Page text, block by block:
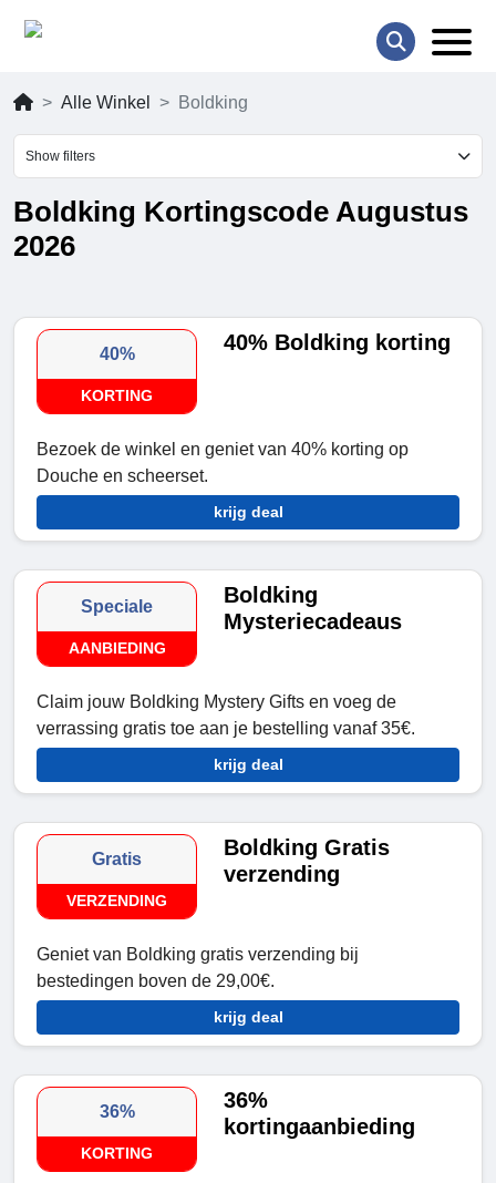
Alle Winkel Boldking
Show filters
Boldking Kortingscode Augustus
2026
40%
KORTING
40% Boldking korting
Bezoek de winkel en geniet van 40% korting op
Douche en scheerset.
krijg deal
Speciale
AANBIEDING
Boldking
Mysteriecadeaus
Claim jouw Boldking Mystery Gifts en voeg de
verrassing gratis toe aan je bestelling vanaf 35€.
krijg deal
Gratis
VERZENDING
Boldking Gratis
verzending
Geniet van Boldking gratis verzending bij
bestedingen boven de 29,00€.
krijg deal
36%
KORTING
36%
kortingaanbieding